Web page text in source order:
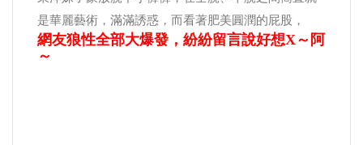
是華麗藝術，滿滿誘惑，而看著肥美圓潤的屁股，
網友狼性全部大爆發，紛紛留言說好想X～阿
～